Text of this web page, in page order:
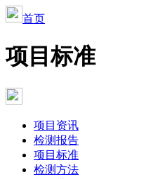
首页
项目标准
项目资讯
检测报告
项目标准
检测方法